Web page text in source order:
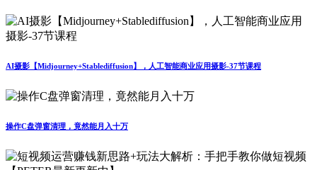
AI摄影【Midjourney+Stablediffusion】，人工智能商业应用摄影-37节课程
操作C盘弹窗清理，竟然能月入十万